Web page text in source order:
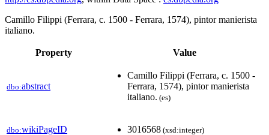
Camillo Filippi (Ferrara, c. 1500 - Ferrara, 1574), pintor manierista
italiano.
Property Value
dbo:abstract
Camillo Filippi (Ferrara, c. 1500 -
Ferrara, 1574), pintor manierista
italiano. (es)
dbo:wikiPageID 3016568 (xsd:integer)